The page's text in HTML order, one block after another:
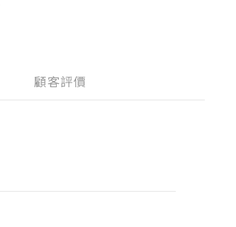
顧客評價